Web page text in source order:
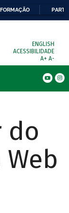
ENGLISH
ACESSIBILIDADE
A+ A-
do